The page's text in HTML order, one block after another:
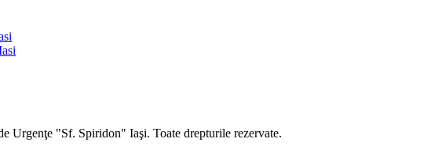
Urgenţe "Sf. Spiridon" Iaşi. Toate drepturile rezervate.